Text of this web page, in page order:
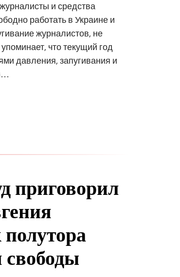
и средства
работать в Украине и
журналистов, не
что текущий год
давления, запугивания и
приговорил